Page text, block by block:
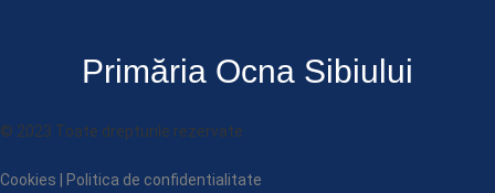
Primăria Ocna Sibiului
© 2023 Toate drepturile rezervate
Cookies Politica de confidentialitate